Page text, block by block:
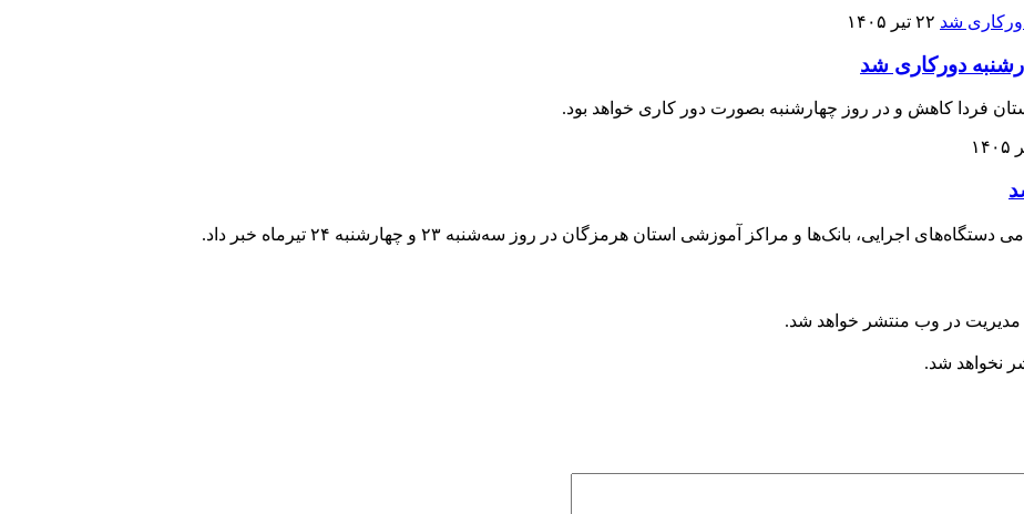
۲۲ تیر ۱۴۰۵
دورکاری شد
فردا کاهش و در روز چهارشنبه بصورت دور کاری خواهد بود.
بانک‌ها و مراکز آموزشی استان هرمزگان در روز سه‌شنبه ۲۳ و چهارشنبه ۲۴ تیرماه خبر داد.
مدیریت در وب منتشر خواهد شد.
نخواهد شد.